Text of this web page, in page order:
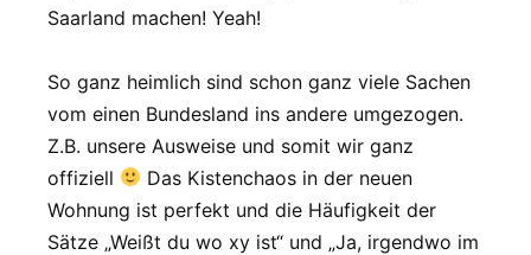
Saarland machen! Yeah!
So ganz heimlich sind schon ganz viele Sachen
vom einen Bundesland ins andere umgezogen.
Z.B. unsere Ausweise und somit wir ganz
offiziell
Das Kistenchaos in der neuen
Wohnung ist perfekt und die Häufigkeit der
Sätze „Weißt du wo xy ist“ und „Ja, irgendwo im